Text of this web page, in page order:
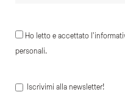
Ho letto e accettato
personali.
Iscrivimi alla newsletter!